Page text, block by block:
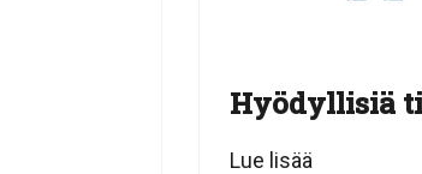
Hyödyllisiä
Lue lisää